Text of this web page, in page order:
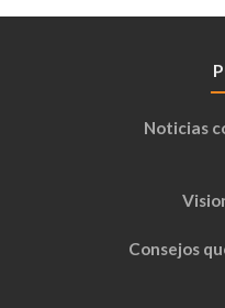
Noticias
Consejos